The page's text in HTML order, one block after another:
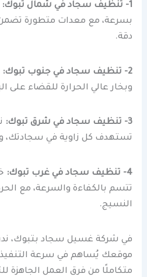
1- تنظيف سجاد في شمال تبوك:
بسرعة، مع معدات متطورة تضمن
دقة.
2- تنظيف سجاد في جنوب تبوك:
وبخار عالي الحرارة للقضاء على
3- تنظيف سجاد في شرق تبوك:
تستهدف كل زاوية في سجادتك،
4- تنظيف سجاد في غرب تبوك:
تتسم بالكفاءة والسرعة، مع
النسيج.
في شركة غسيل سجاد بتبوك،
موقعك يُساهم في سرعة
متكاملًا من فرق العمل الجاهزة